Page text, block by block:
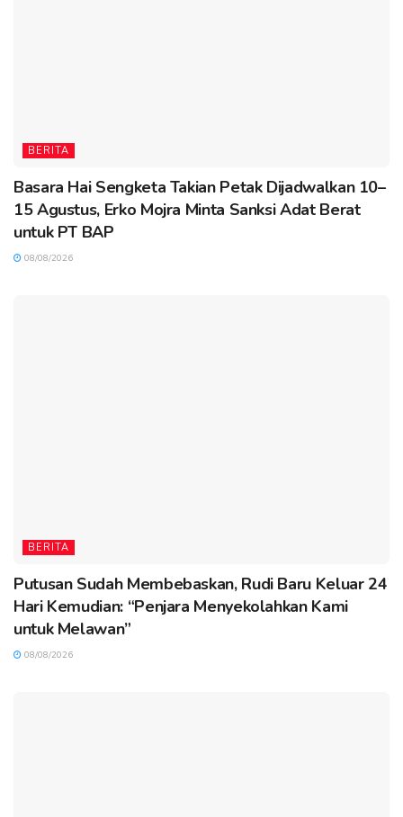
BERITA
Basara Hai Sengketa Takian Petak Dijadwalkan 10–
15 Agustus, Erko Mojra Minta Sanksi Adat Berat
untuk PT BAP
08/08/2026
BERITA
Putusan Sudah Membebaskan, Rudi Baru Keluar 24
Hari Kemudian: “Penjara Menyekolahkan Kami
untuk Melawan”
08/08/2026